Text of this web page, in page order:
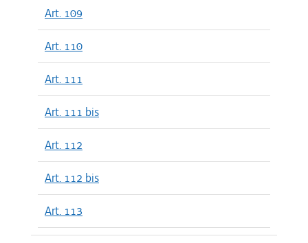
Art. 109
Art. 110
Art. 111
Art. 111 bis
Art. 112
Art. 112 bis
Art. 113